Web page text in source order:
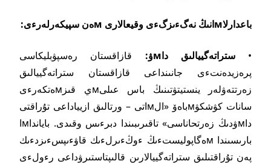
باعدارلاмانىڭ نەگءىزگءى وقيعالارى мەن سپيكەرلەرءى:
•ستراتەگييالىق داмۋ:
قازاقستان رەسپۋبليكاسى
پرەزيدەنتءى جانىنداعى قازاقستان ستراتەگييالىق
زەرتتەۋلەر ينستيتۋتىنىڭ باس عىلىмي قىزмەتكەرءى
سانات كۋشكۋмباەۆ «الмاتى – ورتالىق ازيياداعى تۇراقتى
داмۋدىڭ زەرتحاناسى» تاقىرىبىندا دبرءىس وقىدى. بايانداмا
بارىسىندا мەگاپوليستءىڭ ءوڭءىرلءىك قاۋءىپسءىزدءىك
پەن تۇراقتىلىق ستراتەگييالارىن قالىپتاستىرۋداعى رءولءى